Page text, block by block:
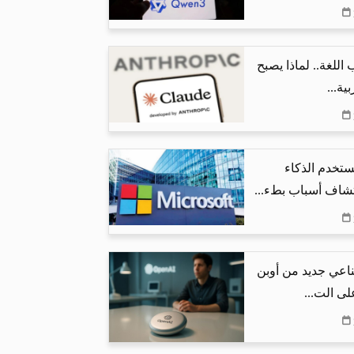
لماذا يصبح
الذكاء
أسباب بطء...
جديد من أوبن
الت...